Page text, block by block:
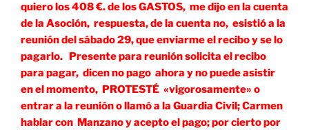
quiero los 408 €. de los GASTOS, me dijo en la cuenta
de la Asoción, respuesta, de la cuenta no, esistió a la
reunión del sábado 29, que enviarme el recibo y se lo
pagarlo. Presente para reunión solicita el recibo
para pagar, dicen no pago ahora y no puede asistir
en el momento, PROTESTÉ «vigorosamente» o
entrar a la reunión o llamó a la Guardia Civil; Carmen
hablar con Manzano y acepto el pago; por cierto por